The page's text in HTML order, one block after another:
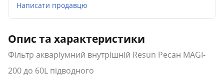
Написати продавцю
Опис та характеристики
Фільтр акваріумний внутрішній Resun Ресан MAGI-
200 до 60L підводного